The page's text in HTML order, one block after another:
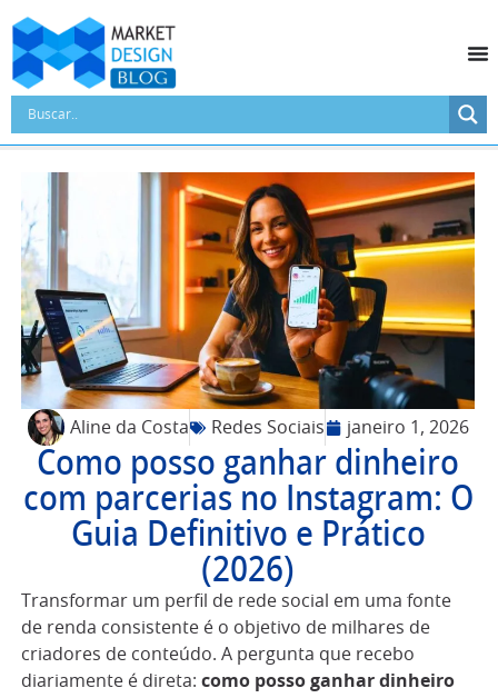
Aline da Costa Redes Sociais janeiro 1, 2026
Como posso ganhar dinheiro
com parcerias no Instagram: O
Guia Definitivo e Prático
(2026)
Transformar um perfil de rede social em uma fonte
de renda consistente é o objetivo de milhares de
criadores de conteúdo. A pergunta que recebo
diariamente é direta: como posso ganhar dinheiro